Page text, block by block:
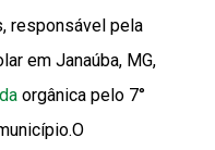
responsável pela
em Janaúba, MG,
orgânica pelo 7°